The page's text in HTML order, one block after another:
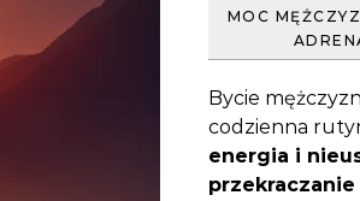
MOC
Bycie
codzienna
energia i